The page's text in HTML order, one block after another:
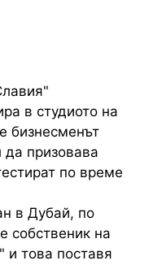
в студиото на
бизнесменът
призовава
по време
в Дубай, по
собственик на
и това поставя